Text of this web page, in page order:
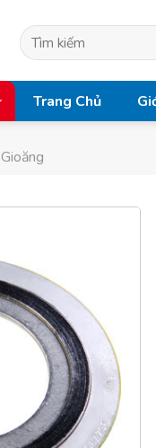
Tìm
kiếm:
Trang Chủ
Gioăng